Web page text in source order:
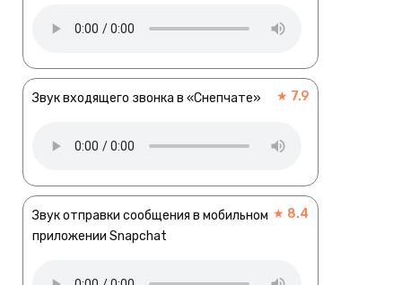
Звук входящего звонка в «Снепчате» ★ 7.9
Звук отправки сообщения в мобильном
приложении Snapchat
★ 8.4